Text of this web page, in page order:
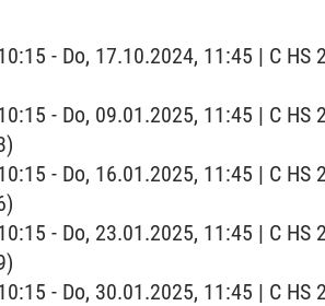
- Do, 17.10.2024, 11:45 | C
- Do, 09.01.2025, 11:45 | C HS
- Do, 16.01.2025, 11:45 | C HS
- Do, 23.01.2025, 11:45 | C HS
- Do, 30.01.2025, 11:45 | C HS